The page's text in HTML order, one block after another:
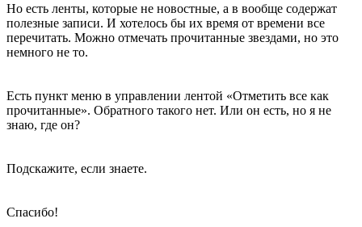
Но есть ленты, которые не новостные, а в вообще содержат
полезные записи. И хотелось бы их время от времени все
перечитать. Можно отмечать прочитанные звездами, но это
немного не то.
Есть пункт меню в управлении лентой «Отметить все как
прочитанные». Обратного такого нет. Или он есть, но я не
знаю, где он?
Подскажите, если знаете.
Спасибо!